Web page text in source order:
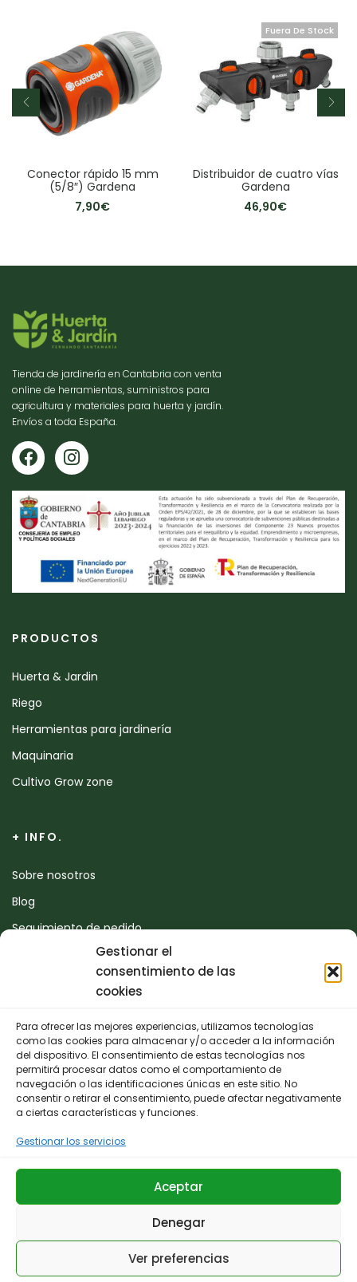
Gestionar el
consentimiento de las
cookies
Para ofrecer las mejores experiencias, utilizamos tecnologías
como las cookies para almacenar y/o acceder a la información
del dispositivo. El consentimiento de estas tecnologías nos
permitirá procesar datos como el comportamiento de
navegación o las identificaciones únicas en este sitio. No
consentir o retirar el consentimiento, puede afectar negativamente
a ciertas características y funciones.
Gestionar los servicios
Aceptar
Denegar
Ver preferencias
Conector rápido 15 mm
(5/8″) Gardena
7,90€
Fuera De Stock
Distribuidor de cuatro vías
Gardena
46,90€
Tienda de jardinería en Cantabria con venta
online de herramientas, suministros para
agricultura y materiales para huerta y jardín.
Envíos a toda España.
PRODUCTOS
Huerta & Jardin
Riego
Herramientas para jardinería
Maquinaria
Cultivo Grow zone
+ INFO.
Sobre nosotros
Blog
Seguimiento de pedido
CONTACTO
942 25 50 54
Polígono de Trascueto, parcela 4, 39600 Revilla de
Camargo, Cantabria
info@fernando-santamaria.com
Términos y CondicionesAviso LegalPolítica de privacidad